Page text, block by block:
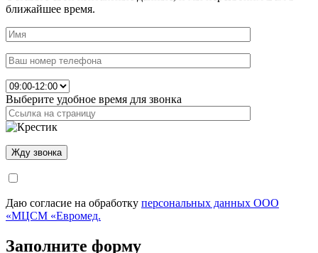
ближайшее время.
Выберите удобное время для звонка
Даю согласие на обработку персональных данных ООО
«МЦСМ «Евромед.
Заполните форму